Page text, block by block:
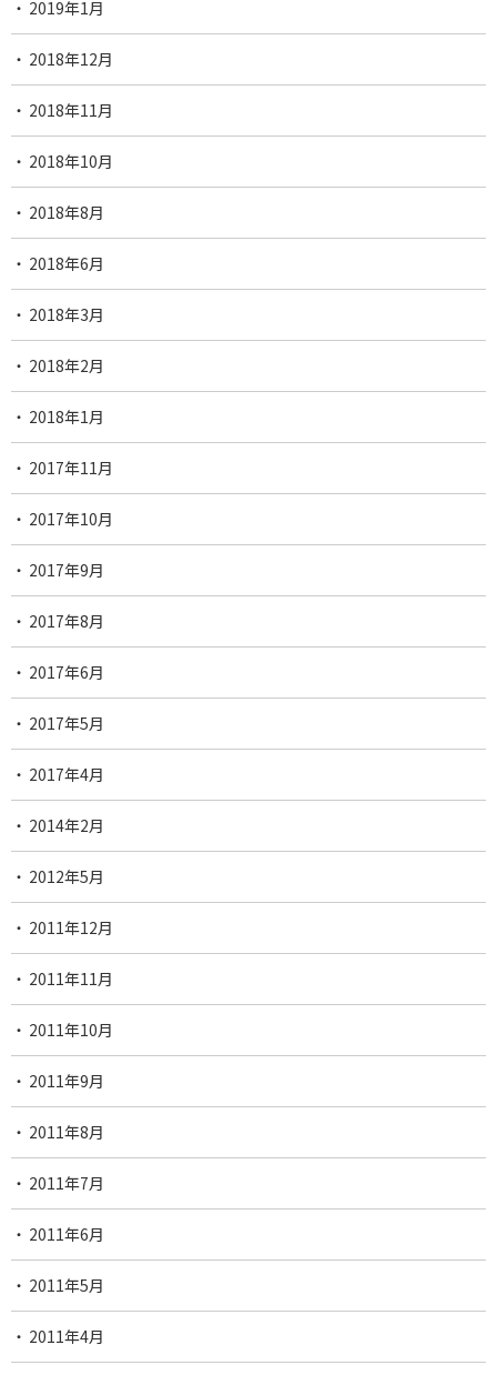
2019年1月
2018年12月
2018年11月
2018年10月
2018年8月
2018年6月
2018年3月
2018年2月
2018年1月
2017年11月
2017年10月
2017年9月
2017年8月
2017年6月
2017年5月
2017年4月
2014年2月
2012年5月
2011年12月
2011年11月
2011年10月
2011年9月
2011年8月
2011年7月
2011年6月
2011年5月
2011年4月